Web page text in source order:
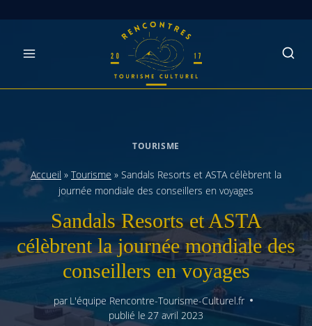
TOURISME
Accueil » Tourisme » Sandals Resorts et ASTA célèbrent la
journée mondiale des conseillers en voyages
Sandals Resorts et ASTA
célèbrent la journée mondiale des
conseillers en voyages
par L'équipe Rencontre-Tourisme-Culturel.fr
publié le 27 avril 2023